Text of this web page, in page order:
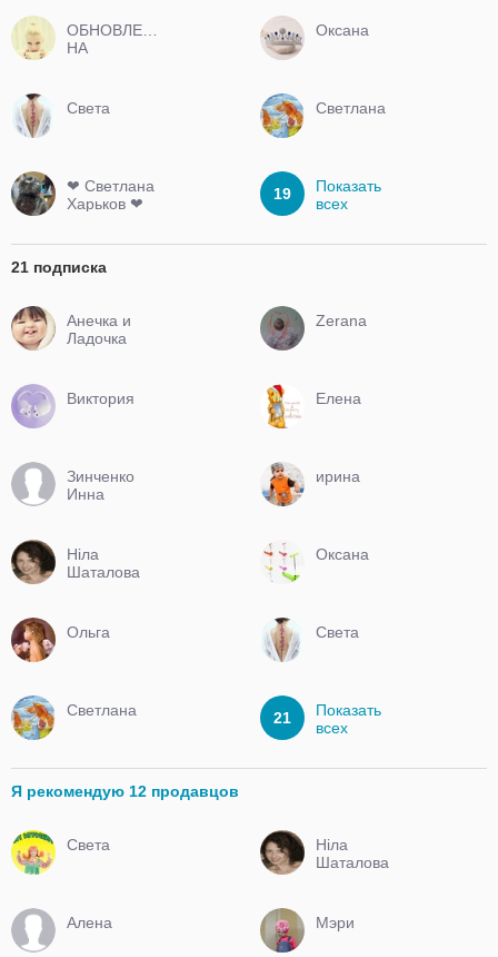
ОБНОВЛЕНИЯ
НА
Оксана
Света Светлана
❤ Светлана
Харьков ❤
19
Показать
всех
21 подписка
Aнечка и
Ладочка
Zerana
Виктория Елена
Зинченко
Инна
ирина
Нiла
Шаталова
Оксана
Ольга Света
Светлана 21
Показать
всех
Я рекомендую 12 продавцов
Света
Нiла
Шаталова
Алена Мэри